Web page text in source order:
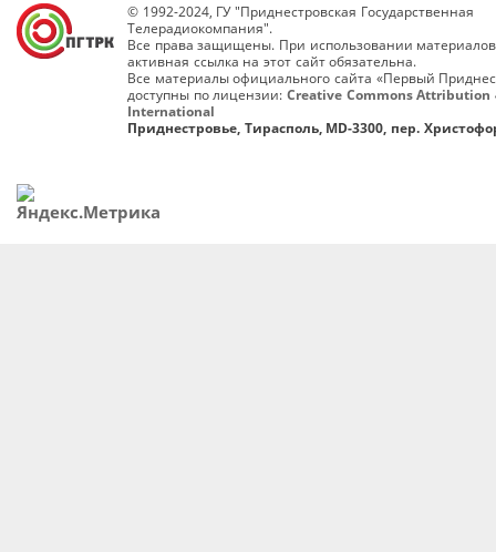
© 1992-2024, ГУ "Приднестровская Государственная
Телерадиокомпания".
Все права защищены. При использовании
активная ссылка на этот сайт обязательна.
Все материалы официального сайта «Первый
доступны по лицензии: Creative Commons Attribution
International
Приднестровье, Тирасполь, MD-3300, пер.